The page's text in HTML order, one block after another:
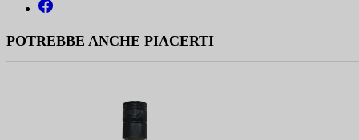
POTREBBE ANCHE PIACERTI